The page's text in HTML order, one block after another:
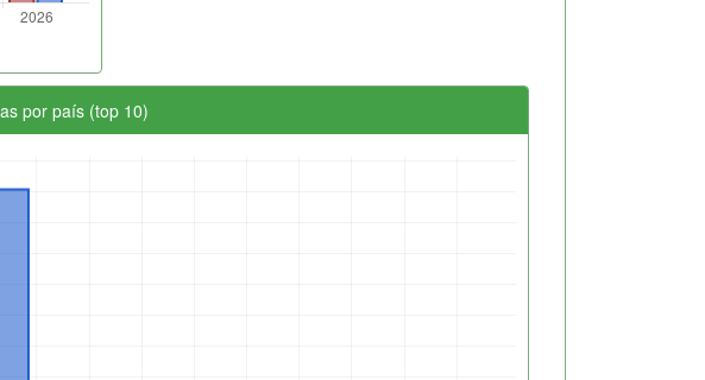
por país (top 10)